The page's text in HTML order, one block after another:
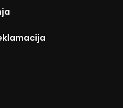
Честитамо на сарадњи и
уз квалитет ваших